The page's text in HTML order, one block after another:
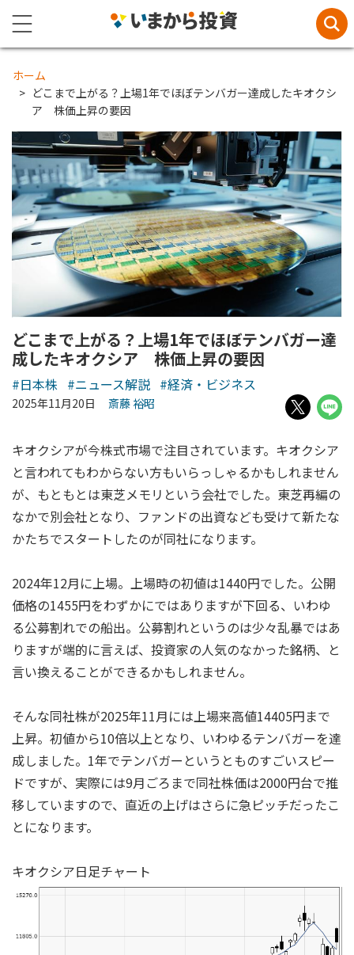
ホーム
どこまで上がる？上場1年でほぼテンバガー達成したキオクシ
ア 株価上昇の要因
どこまで上がる？上場1年でほぼテンバガー達
成したキオクシア 株価上昇の要因
#日本株 #ニュース解説 #経済・ビジネス
2025年11月20日 斎藤 裕昭
キオクシアが今株式市場で注目されています。キオクシア
と言われてもわからない方もいらっしゃるかもしれません
が、もともとは東芝メモリという会社でした。東芝再編の
なかで別会社となり、ファンドの出資なども受けて新たな
かたちでスタートしたのが同社になります。
2024年12月に上場。上場時の初値は1440円でした。公開
価格の1455円をわずかにではありますが下回る、いわゆ
る公募割れでの船出。公募割れというのは少々乱暴ではあ
りますが端的に言えば、投資家の人気のなかった銘柄、と
言い換えることができるかもしれません。
そんな同社株が2025年11月には上場来高値14405円まで
上昇。初値から10倍以上となり、いわゆるテンバガーを達
成しました。1年でテンバガーというとものすごいスピー
ドですが、実際には9月ごろまで同社株価は2000円台で推
移していますので、直近の上げはさらに急ピッチだったこ
とになります。
キオクシア日足チャート